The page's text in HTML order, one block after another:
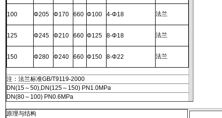
100 Φ205 Φ170 660 Φ100 4-Φ18 法兰
125 Φ245 Φ210 660 Φ125 8-Φ18 法兰
150 Φ280 Φ240 660 Φ150 8-Φ22 法兰
注：法兰标准GB/T9119-2000
DN(15～50),DN(125～ 150) PN1.0MPa
DN(80～ 100) PN0.6MPa
原理与结构